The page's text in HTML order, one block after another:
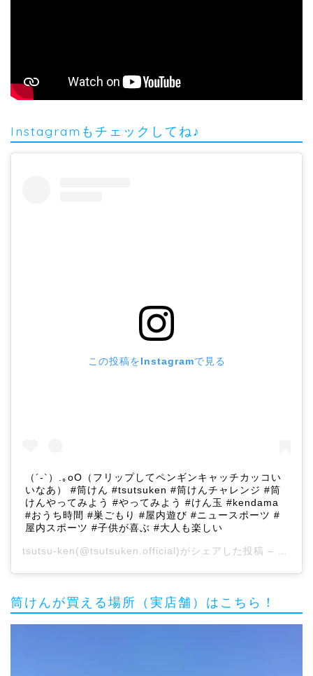
Instagramもチェックしてね♪
この投稿をInstagramで見る
（´-`）.｡oO（フリップしてペンギンキャッチカッコい
いなあ） #筒けん #tsutsuken #筒けんチャレンジ #筒
けんやってみよう #やってみよう #けん玉 #kendama
#おうち時間 #巣ごもり #屋内遊び #ニュースポーツ #
屋内スポーツ #子供が喜ぶ #大人も楽しい
tsutsu-ken(@tsutsuken.official)がシェアした投稿 – 2020
筒けんが買える場所（実店舗）はこちら！